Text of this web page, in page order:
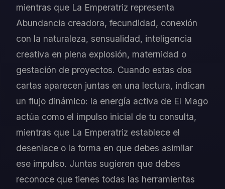
mientras que La Emperatriz representa
Abundancia creadora, fecundidad, conexión
con la naturaleza, sensualidad, inteligencia
creativa en plena explosión, maternidad o
gestación de proyectos. Cuando estas dos
cartas aparecen juntas en una lectura, indican
un flujo dinámico: la energía activa de El Mago
actúa como el impulso inicial de tu consulta,
mientras que La Emperatriz establece el
desenlace o la forma en que debes asimilar
ese impulso. Juntas sugieren que debes
reconoce que tienes todas las herramientas